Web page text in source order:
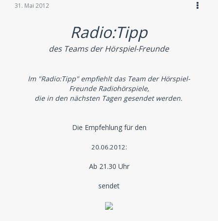
31. Mai 2012
Radio:Tipp
des Teams der Hörspiel-Freunde
Im "Radio:Tipp" empfiehlt das Team der Hörspiel-
Freunde Radiohörspiele,
die in den nächsten Tagen gesendet werden.
Die Empfehlung für den
20.06.2012:
Ab 21.30 Uhr
sendet